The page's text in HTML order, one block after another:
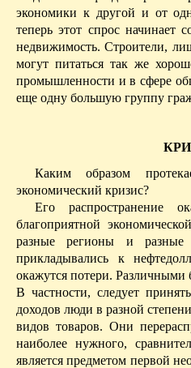
экономики к другой и от
теперь этот спрос начинает
недвижимость. Строители,
могут питаться так же
промышленности и в сфере
еще одну большую группу
Каким образом
экономический кризис?
Его распространение
благоприятной
разные регионы и разные
прикладывались к
окажутся потери. Различными
В частности, следует
доходов люди в разной
видов товаров. Они
наиболеенужного,
является предметом первой